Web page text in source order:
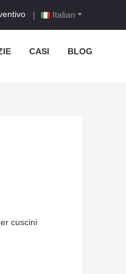
Italian
|
CASI BLOG
cuscini